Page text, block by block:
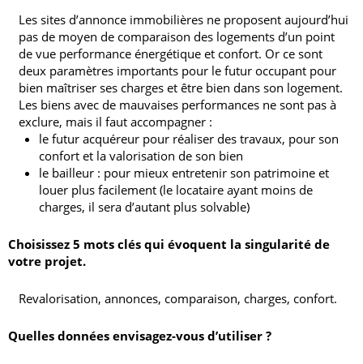
Les sites d’annonce immobilières ne proposent aujourd’hui
pas de moyen de comparaison des logements d’un point
de vue performance énergétique et confort. Or ce sont
deux paramètres importants pour le futur occupant pour
bien maîtriser ses charges et être bien dans son logement.
Les biens avec de mauvaises performances ne sont pas à
exclure, mais il faut accompagner :
le futur acquéreur pour réaliser des travaux, pour son
confort et la valorisation de son bien
le bailleur : pour mieux entretenir son patrimoine et
louer plus facilement (le locataire ayant moins de
charges, il sera d’autant plus solvable)
Choisissez 5 mots clés qui évoquent la singularité de
votre projet.
Revalorisation, annonces, comparaison, charges, confort.
Quelles données envisagez-vous d’utiliser ?